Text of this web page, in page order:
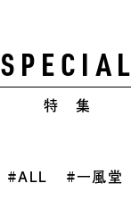
SPECIAL
特 集
#ALL #一風堂